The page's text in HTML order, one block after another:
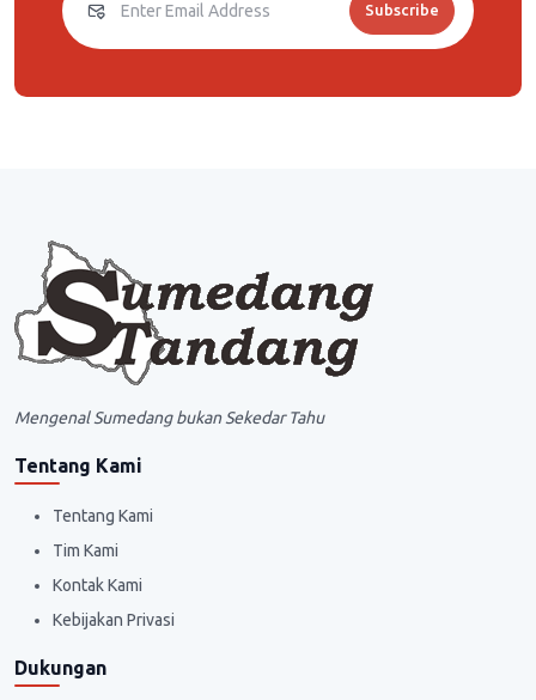
Subscribe
Mengenal Sumedang bukan Sekedar Tahu
Tentang Kami
Tentang Kami
Tim Kami
Kontak Kami
Kebijakan Privasi
Dukungan